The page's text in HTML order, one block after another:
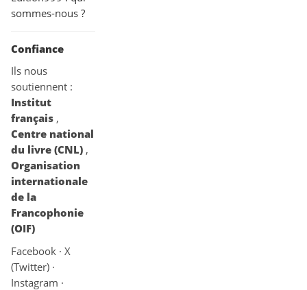
sommes-nous ?
Confiance
Ils nous
soutiennent :
Institut
français ,
Centre national
du livre (CNL) ,
Organisation
internationale
de la
Francophonie
(OIF)
Facebook · X
(Twitter) ·
Instagram ·